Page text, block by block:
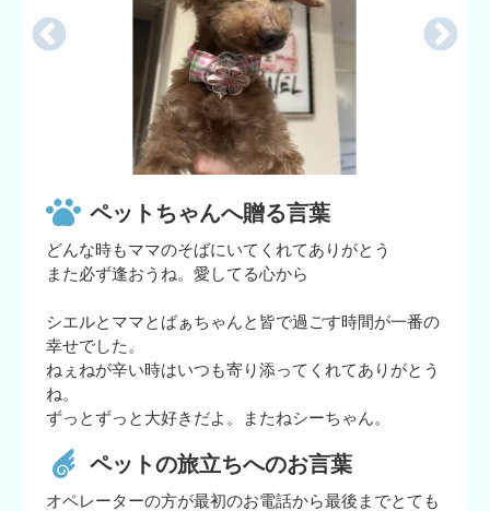
ペットちゃんへ贈る言葉
どんな時もママのそばにいてくれてありがとう
また必ず逢おうね。愛してる心から
シエルとママとばぁちゃんと皆で過ごす時間が一番の
幸せでした。
ねぇねが辛い時はいつも寄り添ってくれてありがとう
ね。
ずっとずっと大好きだよ。またねシーちゃん。
ペットの旅立ちへのお言葉
オペレーターの方が最初のお電話から最後までとても